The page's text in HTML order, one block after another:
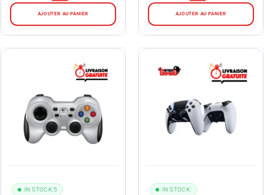
AJOUTER AU PANIER AJOUTER AU PANIER
IN STOCK:5 IN STOCK: